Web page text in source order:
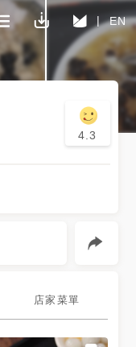
EN
4.3
店家菜單